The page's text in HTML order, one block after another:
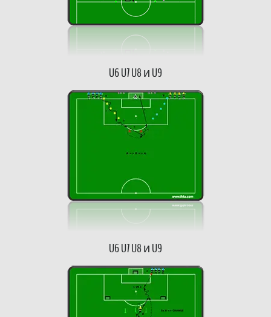
U6 U7 U8 и U9
U6 U7 U8 и U9